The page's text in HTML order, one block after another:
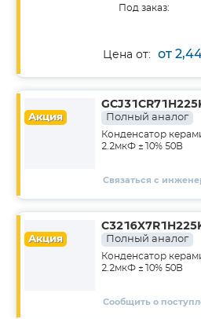
Под заказ:
Цена от: от
Акция Полный аналог
Конденсатор
2.2мкФ ±10% 50В
Связаться с
Акция Полный аналог
Конденсатор
2.2мкФ ±10% 50В
Сообщить о